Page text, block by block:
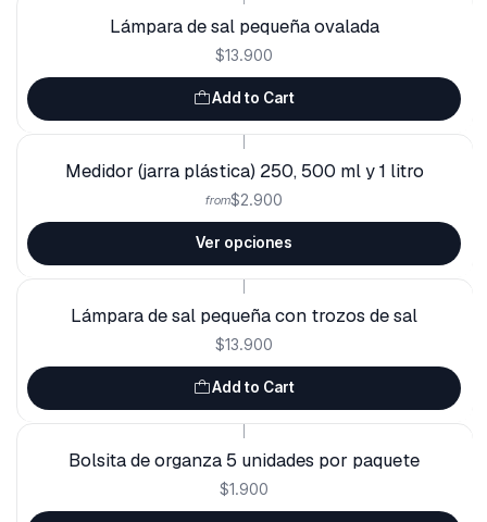
Lámpara de sal pequeña ovalada
$13.900
Add to Cart
Medidor (jarra plástica) 250, 500 ml y 1 litro
from$2.900
Ver opciones
Lámpara de sal pequeña con trozos de sal
$13.900
Add to Cart
Bolsita de organza 5 unidades por paquete
$1.900